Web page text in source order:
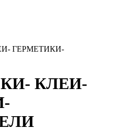
ГЕРМЕТИКИ-
КЛЕИ-